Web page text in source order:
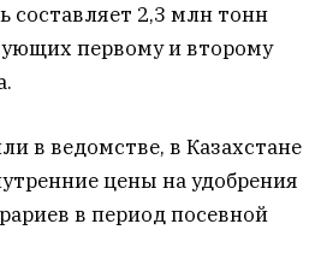
составляет 2,3 млн тонн
первому и второму
в ведомстве, в Казахстане
цены на удобрения
в период посевной